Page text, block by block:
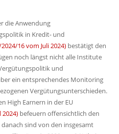
die Anwendung
in Kredit- und
2024/16 vom Juli 2024)bestätigt den
noch längst nicht alle Institute
und
ein entsprechendes Monitoring
Vergütungsunterschieden.
High Earnern in der EU
2024)befeuern offensichtlich den
sind von den insgesamt